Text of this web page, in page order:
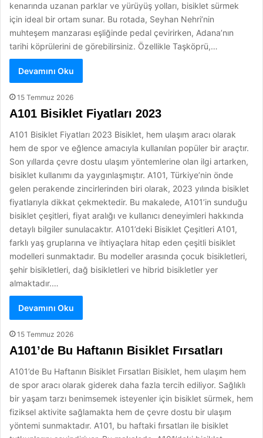
kenarında uzanan parklar ve yürüyüş yolları, bisiklet sürmek
için ideal bir ortam sunar. Bu rotada, Seyhan Nehri’nin
muhteşem manzarası eşliğinde pedal çevirirken, Adana’nın
tarihi köprülerini de görebilirsiniz. Özellikle Taşköprü,…
Devamını Oku
15 Temmuz 2026
A101 Bisiklet Fiyatları 2023
A101 Bisiklet Fiyatları 2023 Bisiklet, hem ulaşım aracı olarak
hem de spor ve eğlence amacıyla kullanılan popüler bir araçtır.
Son yıllarda çevre dostu ulaşım yöntemlerine olan ilgi artarken,
bisiklet kullanımı da yaygınlaşmıştır. A101, Türkiye’nin önde
gelen perakende zincirlerinden biri olarak, 2023 yılında bisiklet
fiyatlarıyla dikkat çekmektedir. Bu makalede, A101’in sunduğu
bisiklet çeşitleri, fiyat aralığı ve kullanıcı deneyimleri hakkında
detaylı bilgiler sunulacaktır. A101’deki Bisiklet Çeşitleri A101,
farklı yaş gruplarına ve ihtiyaçlara hitap eden çeşitli bisiklet
modelleri sunmaktadır. Bu modeller arasında çocuk bisikletleri,
şehir bisikletleri, dağ bisikletleri ve hibrid bisikletler yer
almaktadır.…
Devamını Oku
15 Temmuz 2026
A101’de Bu Haftanın Bisiklet Fırsatları
A101’de Bu Haftanın Bisiklet Fırsatları Bisiklet, hem ulaşım hem
de spor aracı olarak giderek daha fazla tercih ediliyor. Sağlıklı
bir yaşam tarzı benimsemek isteyenler için bisiklet sürmek, hem
fiziksel aktivite sağlamakta hem de çevre dostu bir ulaşım
yöntemi sunmaktadır. A101, bu haftaki fırsatları ile bisiklet